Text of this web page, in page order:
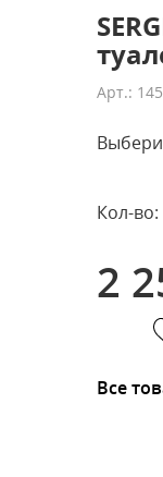
Арт.:
Кол-во:
2
Все